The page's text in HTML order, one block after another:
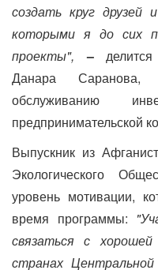
создать круг друзей
которыми я до сих
проекты",–делится
Данара Саранова,
обслуживанию
предпринимательской
Выпускник из
Экологического
уровень мотивации,
время программы:
связаться с
странах